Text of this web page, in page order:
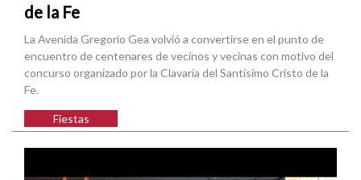
de la Fe
La Avenida Gregorio Gea volvió a convertirse en el punto de
encuentro de centenares de vecinos y vecinas con motivo del
concurso organizado por la Clavaría del Santísimo Cristo de la
Fe.
Fiestas